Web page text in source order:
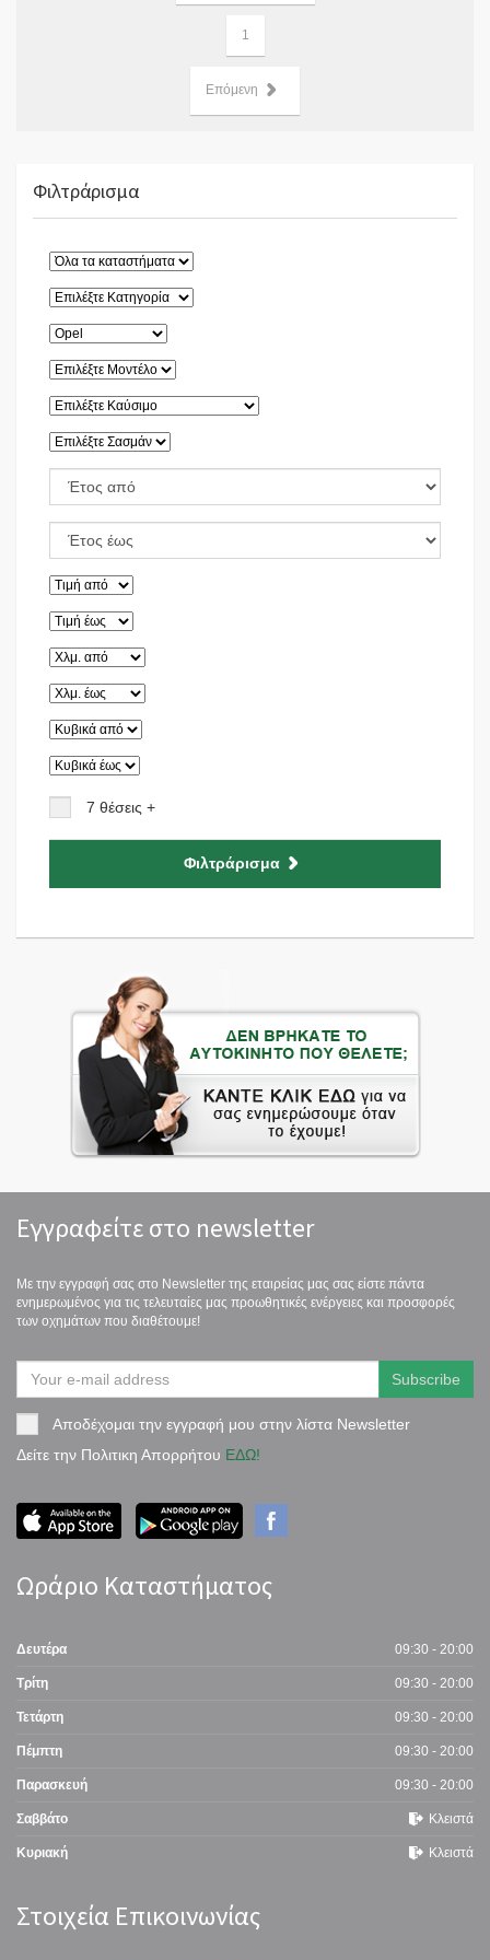
1
Επόμενη
Φιλτράρισμα
7 θέσεις +
Φιλτράρισμα
Εγγραφείτε στο newsletter
Με την εγγραφή σας στο Newsletter της εταιρείας μας σας είστε πάντα
ενημερωμένος για τις τελευταίες μας προωθητικές ενέργειες και προσφορές
των οχημάτων που διαθέτουμε!
Αποδέχομαι την εγγραφή μου στην λίστα Newsletter
Δείτε την Πολιτικη Απορρήτου ΕΔΩ!
Ωράριο Καταστήματος
Δευτέρα 09:30 - 20:00
Τρίτη 09:30 - 20:00
Τετάρτη 09:30 - 20:00
Πέμπτη 09:30 - 20:00
Παρασκευή 09:30 - 20:00
Σαββάτο Κλειστά
Κυριακή Κλειστά
Στοιχεία Επικοινωνίας